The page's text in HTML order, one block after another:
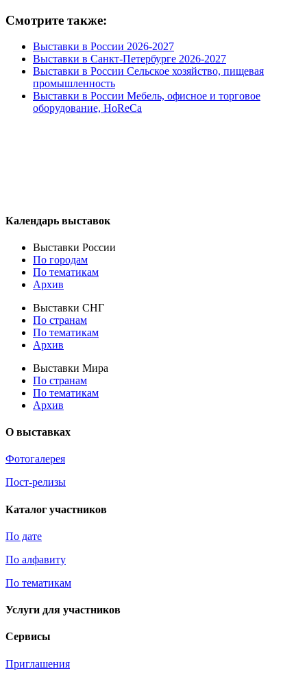
Смотрите также:
Выставки в России 2026-2027
Выставки в Санкт-Петербурге 2026-2027
Выставки в России Сельское хозяйство, пищевая
промышленность
Выставки в России Мебель, офисное и торговое
оборудование, HoReCa
Календарь выставок
Выставки России
По городам
По тематикам
Архив
Выставки СНГ
По странам
По тематикам
Архив
Выставки Мира
По странам
По тематикам
Архив
О выставках
Фотогалерея
Пост-релизы
Каталог участников
По дате
По алфавиту
По тематикам
Услуги для участников
Сервисы
Приглашения